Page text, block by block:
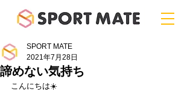
諦めない気持ち
SPORT MATE
2021年7月28日
こんにちは☀️